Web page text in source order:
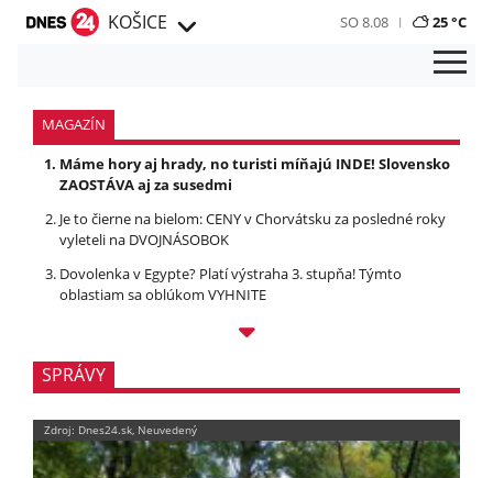
KOŠICE SO 8.08 25 °C
MAGAZÍN
Máme hory aj hrady, no turisti míňajú INDE! Slovensko
ZAOSTÁVA aj za susedmi
Je to čierne na bielom: CENY v Chorvátsku za posledné roky
vyleteli na DVOJNÁSOBOK
Dovolenka v Egypte? Platí výstraha 3. stupňa! Týmto
oblastiam sa oblúkom VYHNITE
SPRÁVY
Zdroj: Dnes24.sk, Neuvedený